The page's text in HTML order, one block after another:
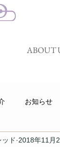
ABOUT
お知らせ
キャンペ
ド 2018年11月